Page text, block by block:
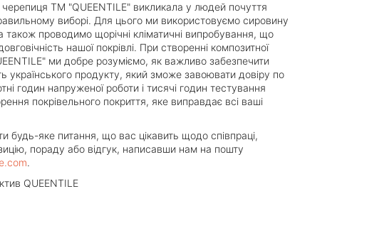
ТМ "QUEENTILE" викликала у людей почуття
виборі. Для цього ми використовуємо сировину
також проводимо щорічні кліматичні випробування, що
нашої покрівлі. При створенні композитної
ми добре розуміємо, як важливо забезпечити
українського продукту, який зможе завоювати довіру по
годин напруженої роботи і тисячі годин тестування
покрівельного покриття, яке виправдає всі ваші
будь-яке питання, що вас цікавить щодо співпраці,
пораду або відгук, написавши нам на пошту
.
QUEENTILE